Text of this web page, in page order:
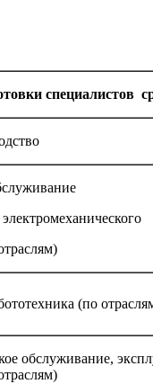
специалистов
(по
обслуживание,